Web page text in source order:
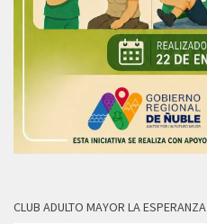
CLUB ADULTO MAYOR LA ESPERANZA